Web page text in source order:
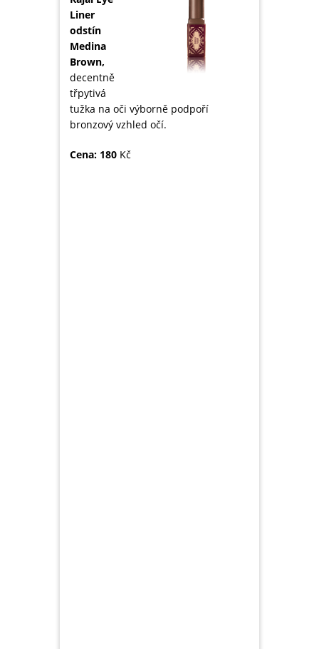
Liner
odstín
Medina
Brown,
decentně
třpytivá
tužka na oči výborně podpoří
bronzový vzhled očí.
Cena: 180 Kč